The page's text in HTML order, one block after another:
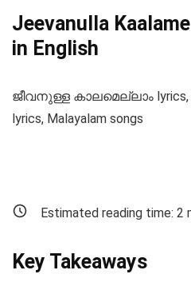
Jeevanulla
in English
ജീവനുള്ള കാലമെല്ലാം lyrics,
lyrics, Malayalam songs
Estimated reading time: 2
Key Takeaways